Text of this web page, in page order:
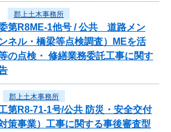
郡上土木事務所
委第R8ME-1他号 / 公共 道路メン
ネル・橋梁等点検調査）MEを活
の点検・ 修繕業務委託工事に関す
郡上土木事務所
第R8-71-1号/公共 防災・安全交付
策事業）工事に関する事後審査型